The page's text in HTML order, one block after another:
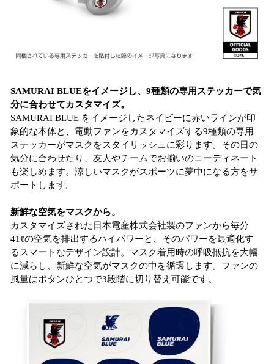
SAMURAI BLUEをイメージし、9種類の専用ステッカーで気
分に合わせてカスタマイズ。
SAMURAI BLUE をイメージしたネイビーに赤いラインが印
象的な本体と、電動ファンをカスタマイズする9種類の専用
ステッカーがマスクをスタイリッシュに彩ります。その日の
気分に合わせたり、友人やチームでお揃いのコーディネート
も楽しめます。涼しいマスクがスポーツに夢中になる方をサ
ポートします。
新鮮な空気をマスクから。
カスタマイズされた日本電産株式会社製のファンから毎分
41ℓの空気を排出するハイパワーと、そのパワーを最適化す
るスマートなデザイン設計。マスク着用時の呼吸抵抗を大幅
に減らし、新鮮な空気がマスクの中を循環します。ファンの
風量はボタンひとつで3段階に切り替え可能です。